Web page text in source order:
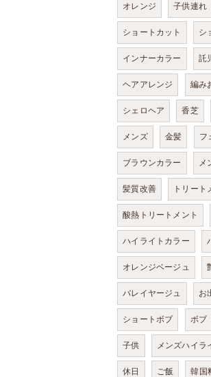
オレンジ 子供連れ
ショートカット シ
インナーカラー 託
ヘアアレンジ 編み
シェロヘア 香芝
メンズ 金髪 フ
ブラウンカラー メ
髪質改善 トリート
酸熱トリートメント
ハイライトカラー
オレンジベージュ
バレイヤージュ お
ショートボブ ボブ
子供 メンズハイラ
休日 ご飯 韓国